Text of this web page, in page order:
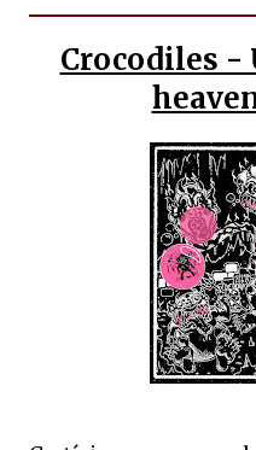
Crocodiles -